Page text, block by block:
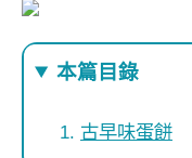
本篇目錄
古早味蛋餅